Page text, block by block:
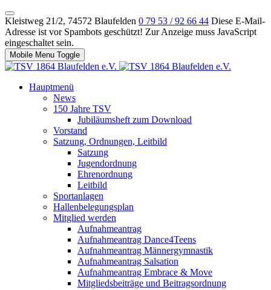
Kleistweg 21/2, 74572 Blaufelden 0 79 53 / 92 66 44 Diese E-Mail-
Adresse ist vor Spambots geschützt! Zur Anzeige muss JavaScript
eingeschaltet sein.
Mobile Menu Toggle
Hauptmenü
News
150 Jahre TSV
Jubiläumsheft zum Download
Vorstand
Satzung, Ordnungen, Leitbild
Satzung
Jugendordnung
Ehrenordnung
Leitbild
Sportanlagen
Hallenbelegungsplan
Mitglied werden
Aufnahmeantrag
Aufnahmeantrag Dance4Teens
Aufnahmeantrag Männergymnastik
Aufnahmeantrag Salsation
Aufnahmeantrag Embrace & Move
Mitgliedsbeiträge und Beitragsordnung